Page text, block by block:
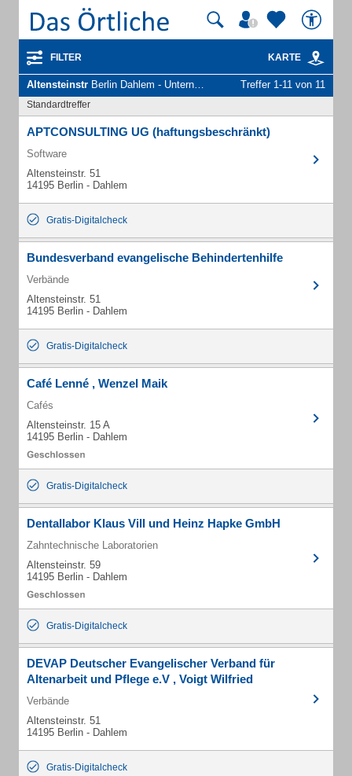
FILTER KARTE
Altensteinstr Berlin Dahlem - Unternehmen und Personen Treffer 1-11 von 11
Standardtreffer
APTCONSULTING UG (haftungsbeschränkt)
Software
Altensteinstr. 51
14195 Berlin - Dahlem
Gratis-Digitalcheck
Bundesverband evangelische Behindertenhilfe
Verbände
Altensteinstr. 51
14195 Berlin - Dahlem
Gratis-Digitalcheck
Café Lenné , Wenzel Maik
Cafés
Altensteinstr. 15 A
14195 Berlin - Dahlem
Gratis-Digitalcheck
Dentallabor Klaus Vill und Heinz Hapke GmbH
Zahntechnische Laboratorien
Altensteinstr. 59
14195 Berlin - Dahlem
Gratis-Digitalcheck
DEVAP Deutscher Evangelischer Verband für
Altenarbeit und Pflege e.V , Voigt Wilfried
Verbände
Altensteinstr. 51
14195 Berlin - Dahlem
Gratis-Digitalcheck